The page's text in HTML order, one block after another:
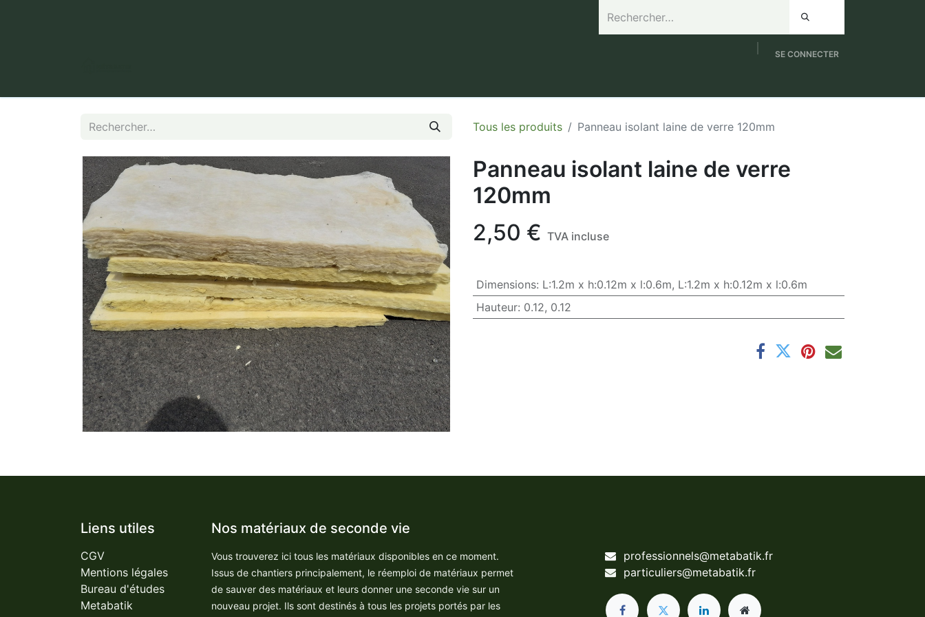
SE CONNECTER
Tous les produits Panneau isolant laine de verre 120mm
Panneau isolant laine de verre
120mm
2,50 € TVA incluse
Dimensions: L:1.2m x h:0.12m x l:0.6m, L:1.2m x h:0.12m x l:0.6m
Hauteur: 0.12, 0.12
Liens utiles
CGV
Mentions légales
Bureau d'études
Metabatik
Nos matériaux de seconde vie
Vous trouverez ici tous les matériaux disponibles en ce moment.
Issus de chantiers principalement, le réemploi de matériaux permet
de sauver des matériaux et leurs donner une seconde vie sur un
nouveau projet. Ils sont destinés à tous les projets portés par les
professionnels@metabatik.fr
particuliers@metabatik.fr